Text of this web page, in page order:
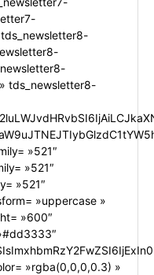
tds_newsletter8-
»521″
»521″
»521″
»uppercase »
»600″
»rgba(0,0,0,0.3) »